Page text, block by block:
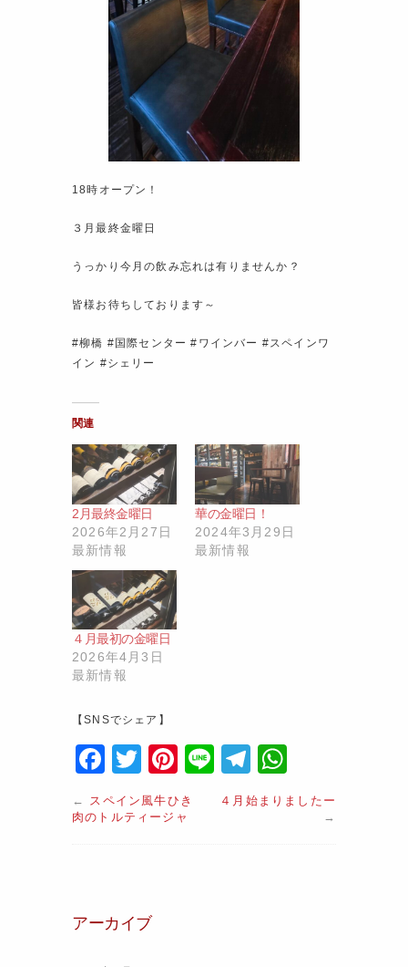
18時オープン！
３月最終金曜日
うっかり今月の飲み忘れは有りませんか？
皆様お待ちしております～
#柳橋 #国際センター #ワインバー #スペインワ
イン #シェリー
関連
2月最終金曜日
2026年2月27日
最新情報
華の金曜日！
2024年3月29日
最新情報
４月最初の金曜日
2026年4月3日
最新情報
【SNSでシェア】
F
a
c
o
T
w
itt
Pi
nt
er
Li
n
T
el
e
h
at
← スペイン風牛ひき
肉のトルティージャ
４月始まりましたー
→
アーカイブ